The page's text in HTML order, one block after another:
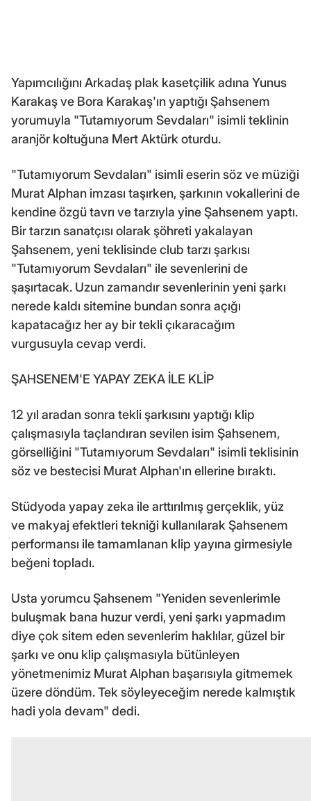
Yapımcılığını Arkadaş plak kasetçilik adına Yunus
Karakaş ve Bora Karakaş'ın yaptığı Şahsenem
yorumuyla "Tutamıyorum Sevdaları" isimli teklinin
aranjör koltuğuna Mert Aktürk oturdu.
"Tutamıyorum Sevdaları" isimli eserin söz ve müziği
Murat Alphan imzası taşırken, şarkının vokallerini de
kendine özgü tavrı ve tarzıyla yine Şahsenem yaptı.
Bir tarzın sanatçısı olarak şöhreti yakalayan
Şahsenem, yeni teklisinde club tarzı şarkısı
"Tutamıyorum Sevdaları" ile sevenlerini de
şaşırtacak. Uzun zamandır sevenlerinin yeni şarkı
nerede kaldı sitemine bundan sonra açığı
kapatacağız her ay bir tekli çıkaracağım
vurgusuyla cevap verdi.
ŞAHSENEM'E YAPAY ZEKA İLE KLİP
12 yıl aradan sonra tekli şarkısını yaptığı klip
çalışmasıyla taçlandıran sevilen isim Şahsenem,
görselliğini "Tutamıyorum Sevdaları" isimli teklisinin
söz ve bestecisi Murat Alphan'ın ellerine bıraktı.
Stüdyoda yapay zeka ile arttırılmış gerçeklik, yüz
ve makyaj efektleri tekniği kullanılarak Şahsenem
performansı ile tamamlanan klip yayına girmesiyle
beğeni topladı.
Usta yorumcu Şahsenem "Yeniden sevenlerimle
buluşmak bana huzur verdi, yeni şarkı yapmadım
diye çok sitem eden sevenlerim haklılar, güzel bir
şarkı ve onu klip çalışmasıyla bütünleyen
yönetmenimiz Murat Alphan başarısıyla gitmemek
üzere döndüm. Tek söyleyeceğim nerede kalmıştık
hadi yola devam" dedi.